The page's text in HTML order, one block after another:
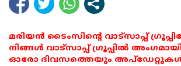
മരിയൻ ടൈംസിന്റെ വാട്സാപ്പ്
നിങ്ങൾ വാട്സാപ്പ് ഗ്രൂപ്പിൽ
ഓരോ ദിവസത്തെയും അപ്ഡേറ്റുകൾ